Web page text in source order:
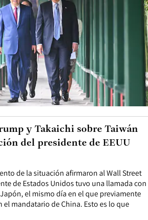
de la situación afirmaron al Wall Street
de Estados Unidos tuvo una llamada con
el mismo día en el que previamente
mandatario de China. Esto es lo que
y Takaichi sobre Taiwán
del presidente de EEUU